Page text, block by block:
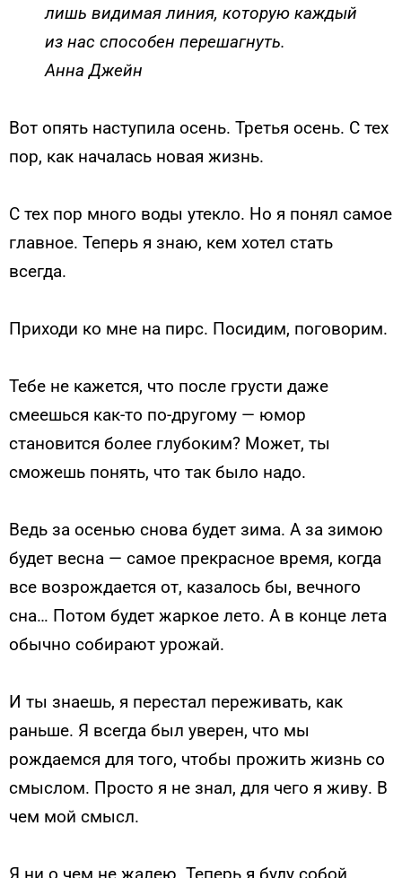
лишь видимая линия, которую каждый
из нас способен перешагнуть.
Анна Джейн
Вот опять наступила осень. Третья осень. С тех
пор, как началась новая жизнь.
С тех пор много воды утекло. Но я понял самое
главное. Теперь я знаю, кем хотел стать
всегда.
Приходи ко мне на пирс. Посидим, поговорим.
Тебе не кажется, что после грусти даже
смеешься как-то по-другому — юмор
становится более глубоким? Может, ты
сможешь понять, что так было надо.
Ведь за осенью снова будет зима. А за зимою
будет весна — самое прекрасное время, когда
все возрождается от, казалось бы, вечного
сна… Потом будет жаркое лето. А в конце лета
обычно собирают урожай.
И ты знаешь, я перестал переживать, как
раньше. Я всегда был уверен, что мы
рождаемся для того, чтобы прожить жизнь со
смыслом. Просто я не знал, для чего я живу. В
чем мой смысл.
Я ни о чем не жалею. Теперь я буду собой.